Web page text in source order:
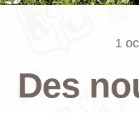
1
Des